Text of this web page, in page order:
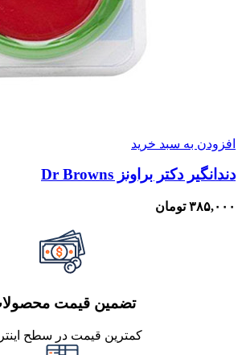
افزودن به سبد خرید
دندانگیر دکتر براونز Dr Browns
۳۸۵,۰۰۰ تومان
تضمین قیمت
کمترین قیمت در سطح